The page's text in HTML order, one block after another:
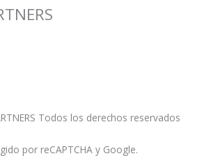
Todos los derechos reservados
por reCAPTCHA y Google.